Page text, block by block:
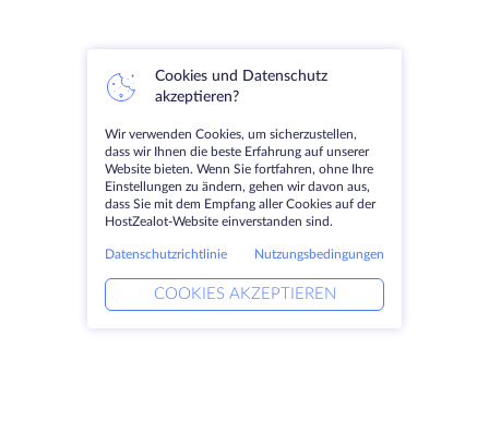
Cookies und Datenschutz
akzeptieren?
Wir verwenden Cookies, um sicherzustellen,
dass wir Ihnen die beste Erfahrung auf unserer
Website bieten. Wenn Sie fortfahren, ohne Ihre
Einstellungen zu ändern, gehen wir davon aus,
dass Sie mit dem Empfang aller Cookies auf der
HostZealot-Website einverstanden sind.
Datenschutzrichtlinie Nutzungsbedingungen
COOKIES AKZEPTIEREN